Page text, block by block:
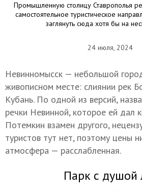
Промышленную столицу Ставрополья
самостоятельное туристическое
заглянуть сюда хотя бы на
24 июля, 2024
Невинномысск — небольшой
живописном месте: слиянии рек
Кубань. По одной из версий,
речки Невинной, которое ей дал
Потемкин взамен другого,
туристов тут нет, поэтому цены
атмосфера — расслабленная.
Парк с душой